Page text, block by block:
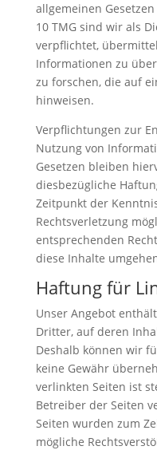
allgemeinen
10 TMG sind wir als
verpflichtet,
Informationen zu
zu forschen, die auf
hinweisen.
Verpflichtungen zur
Nutzung von
Gesetzen bleiben
diesbezügliche
Zeitpunkt der
Rechtsverletzung
entsprechenden
diese Inhalte
Haftung für
Unser Angebot
Dritter, auf deren
Deshalb können wir
keine Gewähr
verlinkten Seiten ist
Betreiber der Seiten
Seiten wurden zum
mögliche